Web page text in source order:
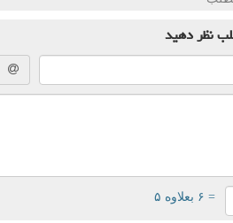
نظر دهید
= ۶ بعلاوه ۵